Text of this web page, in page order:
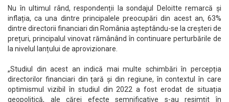
Nu în ultimul rând, respondenții la sondajul Deloitte remarcă și
inflația, ca una dintre principalele preocupări din acest an, 63%
dintre directorii financiari din România așteptându-se la creșteri de
prețuri, principalul vinovat rămânând în continuare perturbările de
la nivelul lanțului de aprovizionare.
„Studiul din acest an indică mai multe schimbări în percepția
directorilor financiari din țară și din regiune, în contextul în care
optimismul vizibil în studiul din 2022 a fost erodat de situația
geopolitică, ale cărei efecte semnificative s-au resimțit în